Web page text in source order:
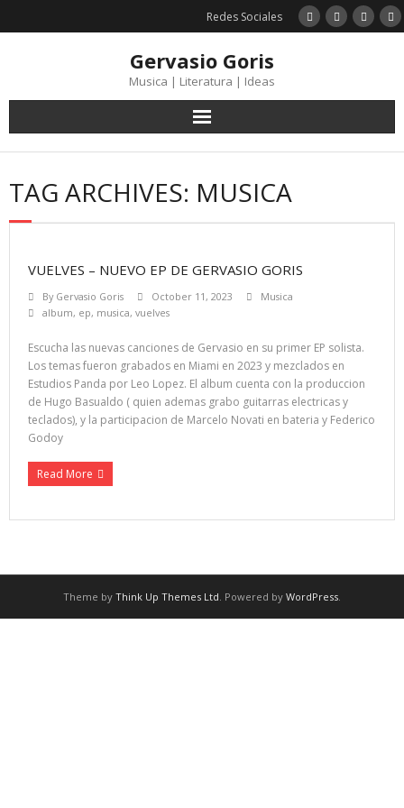
Redes Sociales
Gervasio Goris
Musica | Literatura | Ideas
TAG ARCHIVES: MUSICA
VUELVES – NUEVO EP DE GERVASIO GORIS
By Gervasio Goris October 11, 2023
Musica
album, ep, musica, vuelves
Escucha las nuevas canciones de Gervasio en su primer EP solista.
Los temas fueron grabados en Miami en 2023 y mezclados en
Estudios Panda por Leo Lopez. El album cuenta con la produccion
de Hugo Basualdo ( quien ademas grabo guitarras electricas y
teclados), y la participacion de Marcelo Novati en bateria y Federico
Godoy
Read More
Theme by Think Up Themes Ltd. Powered by WordPress.